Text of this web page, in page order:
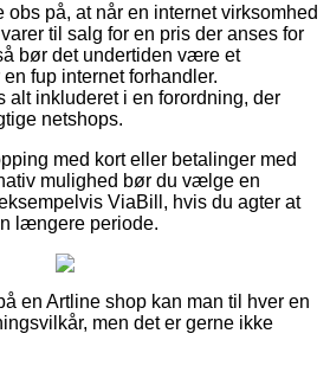
på, at når en internet virksomhed
til salg for en pris der anses for
bør det undertiden være et
fup internet forhandler.
alt inkluderet i en forordning, der
netshops.
med kort eller betalinger med
mulighed bør du vælge en
ViaBill, hvis du agter at
længere periode.
en Artline shop kan man til hver en
men det er gerne ikke